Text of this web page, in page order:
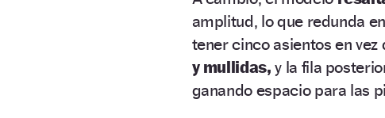
amplitud, lo que redunda
tener cinco asientos en
y mullidas, y la fila
ganando espacio para las